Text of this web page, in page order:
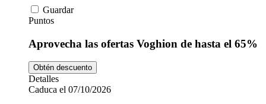
Guardar
Puntos
Aprovecha las ofertas Voghion de hasta el 65%
Obtén descuento
Detalles
Caduca el 07/10/2026